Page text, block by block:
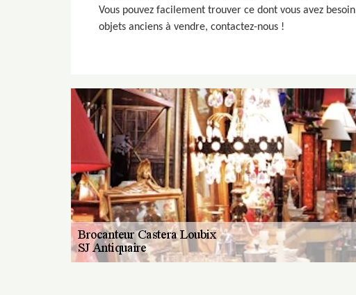
Vous pouvez facilement trouver ce dont vous avez
objets anciens à vendre, contactez-nous !